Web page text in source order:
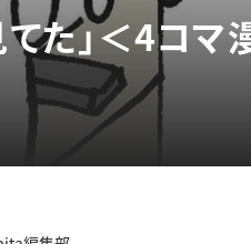
た」＜4コマ